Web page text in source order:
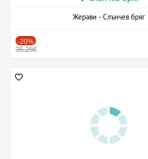
Жерави - Слънчев бряг
-20%
35.28€